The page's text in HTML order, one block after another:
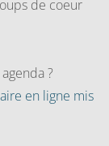
de coeur
?
en ligne mis